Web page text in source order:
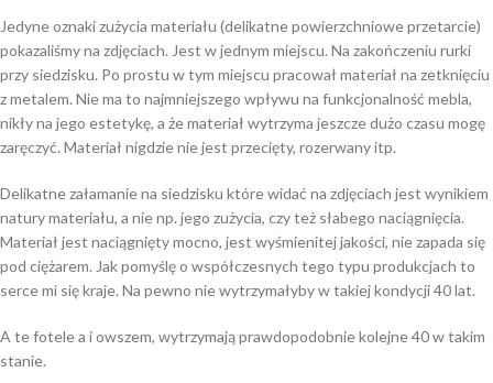
Jedyne oznaki zużycia materiału (delikatne powierzchniowe przetarcie)
pokazaliśmy na zdjęciach. Jest w jednym miejscu. Na zakończeniu rurki
przy siedzisku. Po prostu w tym miejscu pracował materiał na zetknięciu
z metalem. Nie ma to najmniejszego wpływu na funkcjonalność mebla,
nikły na jego estetykę, a że materiał wytrzyma jeszcze dużo czasu mogę
zaręczyć. Materiał nigdzie nie jest przecięty, rozerwany itp.
Delikatne załamanie na siedzisku które widać na zdjęciach jest wynikiem
natury materiału, a nie np. jego zużycia, czy też słabego naciągnięcia.
Materiał jest naciągnięty mocno, jest wyśmienitej jakości, nie zapada się
pod ciężarem. Jak pomyślę o współczesnych tego typu produkcjach to
serce mi się kraje. Na pewno nie wytrzymałyby w takiej kondycji 40 lat.
A te fotele a i owszem, wytrzymają prawdopodobnie kolejne 40 w takim
stanie.